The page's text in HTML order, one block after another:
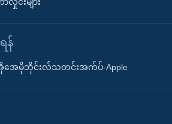
န်
အေမိုဘိုင်းလ်သတင်းအက်ပ်-Apple